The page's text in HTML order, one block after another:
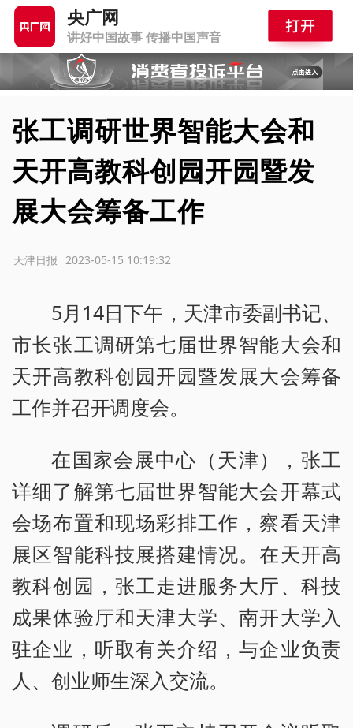
央广网
讲好中国故事 传播中国声音
张工调研世界智能大会和
天开高教科创园开园暨发
展大会筹备工作
2023-05-15 10:19:32
天津日报
5月14日下午，天津市委副书记、
市长张工调研第七届世界智能大会和
天开高教科创园开园暨发展大会筹备
工作并召开调度会。
在国家会展中心（天津），张工
详细了解第七届世界智能大会开幕式
会场布置和现场彩排工作，察看天津
展区智能科技展搭建情况。在天开高
教科创园，张工走进服务大厅、科技
成果体验厅和天津大学、南开大学入
驻企业，听取有关介绍，与企业负责
人、创业师生深入交流。